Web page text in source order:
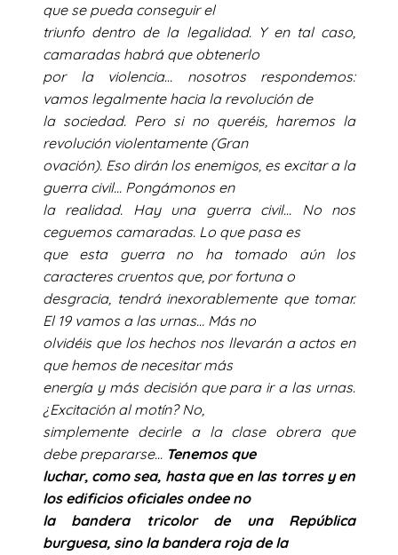
que se pueda conseguir el
triunfo dentro de la legalidad. Y en tal caso,
camaradas habrá que obtenerlo
por la violencia… nosotros respondemos:
vamos legalmente hacia la revolución de
la sociedad. Pero si no queréis, haremos la
revolución violentamente (Gran
ovación). Eso dirán los enemigos, es excitar a la
guerra civil… Pongámonos en
la realidad. Hay una guerra civil… No nos
ceguemos camaradas. Lo que pasa es
que esta guerra no ha tomado aún los
caracteres cruentos que, por fortuna o
desgracia, tendrá inexorablemente que tomar.
El 19 vamos a las urnas… Más no
olvidéis que los hechos nos llevarán a actos en
que hemos de necesitar más
energía y más decisión que para ir a las urnas.
¿Excitación al motín? No,
simplemente decirle a la clase obrera que
debe prepararse… Tenemos que
luchar, como sea, hasta que en las torres y en
los edificios oficiales ondee no
la bandera tricolor de una República
burguesa, sino la bandera roja de la